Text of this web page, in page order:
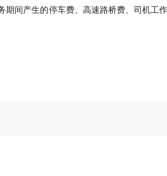
间产生的停车费、高速路桥费、司机工